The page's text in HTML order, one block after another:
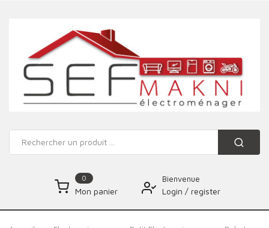
0
Mon panier
Bienvenue
Login / register